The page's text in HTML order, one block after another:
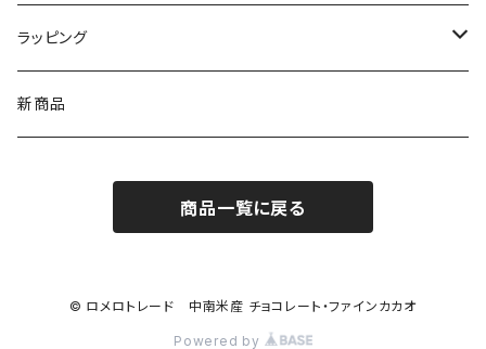
Enraizados エンライサドス
コインチョコレート
チョコレートドリンク
ボンボンショコラ
アクセサリー
ネックレス
カップ
ラッピング
Sibu CHOCOLATE シブチョコレート
新商品
商品一覧に戻る
© ロメロトレード 中南米産 チョコレート・ファインカカオ
Powered by